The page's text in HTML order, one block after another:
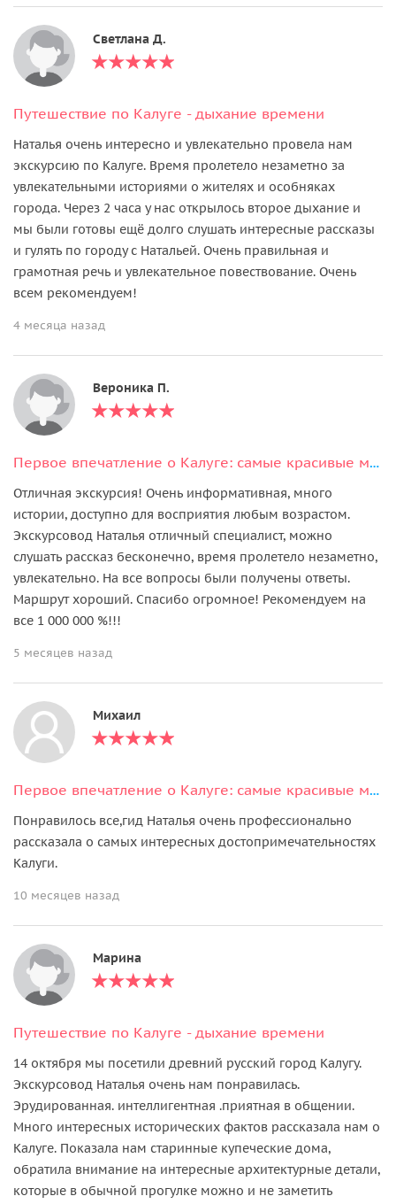
Светлана Д.
Путешествие по Калуге - дыхание времени
Наталья очень интересно и увлекательно провела нам
экскурсию по Калуге. Время пролетело незаметно за
увлекательными историями о жителях и особняках
города. Через 2 часа у нас открылось второе дыхание и
мы были готовы ещё долго слушать интересные рассказы
и гулять по городу с Натальей. Очень правильная и
грамотная речь и увлекательное повествование. Очень
всем рекомендуем!
4 месяца назад
Вероника П.
Первое впечатление о Калуге: самые красивые места города
Отличная экскурсия! Очень информативная, много
истории, доступно для восприятия любым возрастом.
Экскурсовод Наталья отличный специалист, можно
слушать рассказ бесконечно, время пролетело незаметно,
увлекательно. На все вопросы были получены ответы.
Маршрут хороший. Спасибо огромное! Рекомендуем на
все 1 000 000 %!!!
5 месяцев назад
Михаил
Первое впечатление о Калуге: самые красивые места города
Понравилось все,гид Наталья очень профессионально
рассказала о самых интересных достопримечательностях
Калуги.
10 месяцев назад
Марина
Путешествие по Калуге - дыхание времени
14 октября мы посетили древний русский город Калугу.
Экскурсовод Наталья очень нам понравилась.
Эрудированная. интеллигентная .приятная в общении.
Много интересных исторических фактов рассказала нам о
Калуге. Показала нам старинные купеческие дома,
обратила внимание на интересные архитектурные детали,
которые в обычной прогулке можно и не заметить